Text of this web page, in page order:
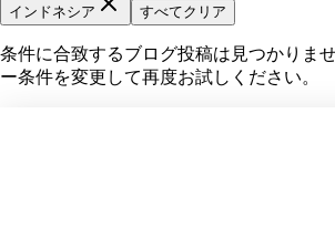
インドネシア すべてクリア
条件に合致するブログ投稿は見つかりま
ー条件を変更して再度お試しください。